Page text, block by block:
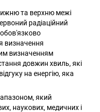
та верхню межі
радіаційний
визначення
визначенням
довжин хвиль, які
на енергію, яка
який
наукових, медичних і